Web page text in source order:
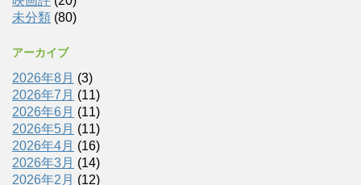
未分類 (80)
アーカイブ
2026年8月 (3)
2026年7月 (11)
2026年6月 (11)
2026年5月 (11)
2026年4月 (16)
2026年3月 (14)
2026年2月 (12)